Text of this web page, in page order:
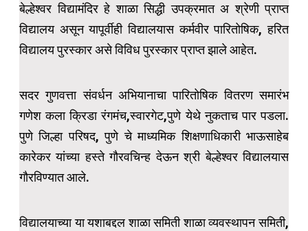
बेल्हेश्वर विद्यामंदिर हे शाळा सिद्धी उपक्रमात अ श्रेणी प्राप्त
विद्यालय असून यापूर्वीही विद्यालयास कर्मवीर पारितोषिक, हरित
विद्यालय पुरस्कार असे विविध पुरस्कार प्राप्त झाले आहेत.
सदर गुणवत्ता संवर्धन अभियानाचा पारितोषिक वितरण समारंभ
गणेश कला क्रिडा रंगमंच,स्वारगेट,पुणे येथे नुकताच पार पडला.
पुणे जिल्हा परिषद, पुणे चे माध्यमिक शिक्षणाधिकारी भाऊसाहेब
कारेकर यांच्या हस्ते गौरवचिन्ह देऊन श्री बेल्हेश्वर विद्यालयास
गौरविण्यात आले.
विद्यालयाच्या या यशाबद्दल शाळा समिती शाळा व्यवस्थापन समिती,